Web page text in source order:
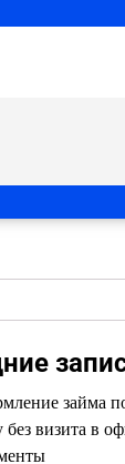
займа
без визита в